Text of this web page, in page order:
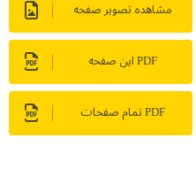
مشاهده تصویر صفحه
PDF این صفحه
PDF تمام صفحات